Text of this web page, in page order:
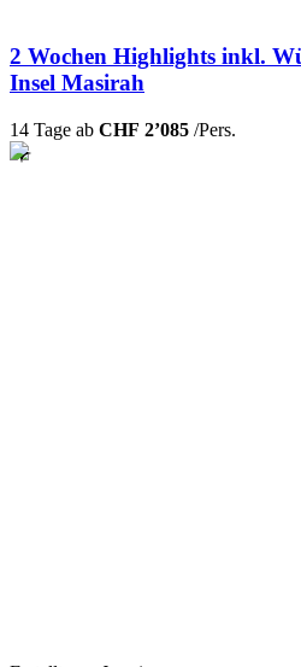
2 Wochen Highlights inkl.
Insel Masirah
14 Tage ab CHF 2’085 /Pers.